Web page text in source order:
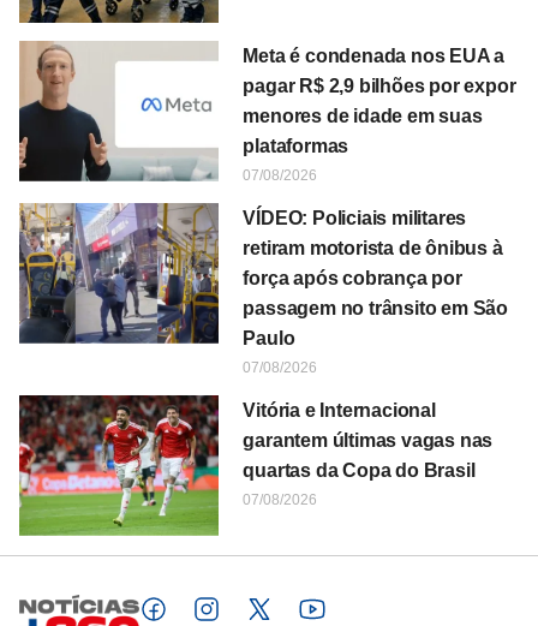
Meta é condenada nos EUA a
pagar R$ 2,9 bilhões por expor
menores de idade em suas
plataformas
07/08/2026
VÍDEO: Policiais militares
retiram motorista de ônibus à
força após cobrança por
passagem no trânsito em São
Paulo
07/08/2026
Vitória e Internacional
garantem últimas vagas nas
quartas da Copa do Brasil
07/08/2026